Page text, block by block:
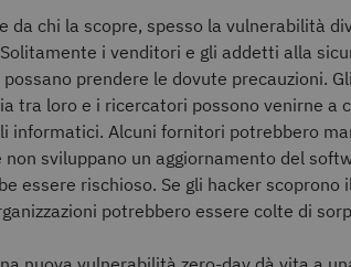
da chi la scopre, spesso la vulnerabilità
i venditori e gli addetti alla
prendere le dovute precauzioni.
tra loro e i ricercatori possono venirne a
informatici. Alcuni fornitori potrebbero
sviluppano un aggiornamento del
essere rischioso. Se gli hacker
potrebbero essere colte di